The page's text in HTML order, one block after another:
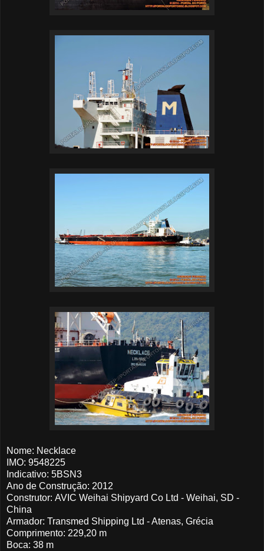
Nome: Necklace
IMO: 9548225
Indicativo: 5BSN3
Ano de Construção: 2012
Construtor: AVIC Weihai Shipyard Co Ltd - Weihai, SD -
China
Armador: Transmed Shipping Ltd - Atenas, Grécia
Comprimento: 229,20 m
Boca: 38 m